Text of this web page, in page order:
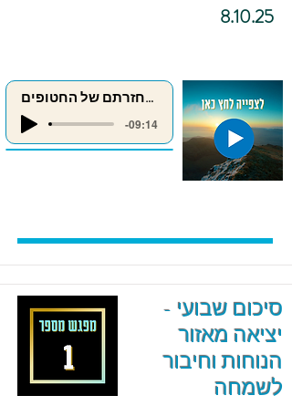
8.10.25
מדיטציה לחזרתם של החטופים
-09:14
סיכום שבועי -
יציאה מאזור
הנוחות וחיבור
לשמחה